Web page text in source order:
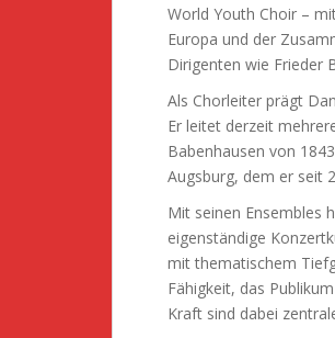
World Youth Choir –
Europa und der
Dirigenten wie Frieder
Als Chorleiter prägt
Er leitet derzeit
Babenhausen von
Augsburg, dem er seit
Mit seinen Ensembles
eigenständige
mit thematischem
Fähigkeit, das
Kraft sind dabei